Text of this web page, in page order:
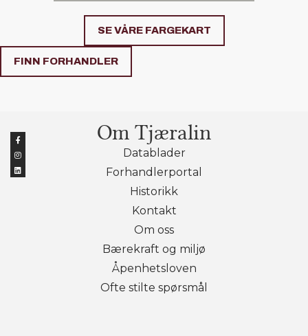
SE VÅRE FARGEKART
FINN FORHANDLER
Om Tjæralin
Datablader
Forhandlerportal
Historikk
Kontakt
Om oss
Bærekraft og miljø
Åpenhetsloven
Ofte stilte spørsmål